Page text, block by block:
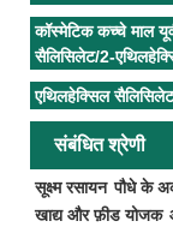
कॉस्मेटिक कच्चे माल
सैलिसिलेट/2-
एथिलहेक्सिल सैलिसिलेट
संबंधित श्रेणी
सूक्ष्म रसायन पौधे के
खाद्य और फ़ीड योजक